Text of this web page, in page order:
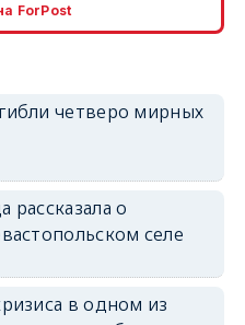
erid: 2SDnjdPjgYS
ForPost
четверо мирных
рассказала о
селе
в одном из